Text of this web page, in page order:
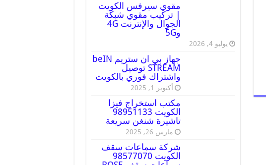
مقوي سيرفس الكويت
| تركيب مقوي شبكة
الجوال والإنترنت 4G
و5G
يوليو 4, 2026
جهاز بي ان ستريم beIN
STREAM توصيل
واشتراك فوري بالكويت
أكتوبر 1, 2025
مكتب استخراج فيزا
الكويت 98951133
تاشيرة شنغن سريعة
مارس 26, 2025
شركة سماعات سقف
الكويت 98577070